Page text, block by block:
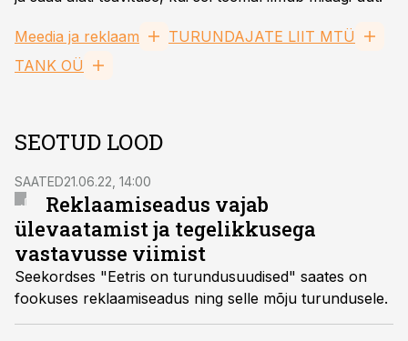
Meedia ja reklaam
TURUNDAJATE LIIT MTÜ
TANK OÜ
SEOTUD LOOD
SAATED21.06.22, 14:00
Reklaamiseadus vajab
ülevaatamist ja tegelikkusega
vastavusse viimist
Seekordses "Eetris on turundusuudised" saates on
fookuses reklaamiseadus ning selle mõju turundusele.